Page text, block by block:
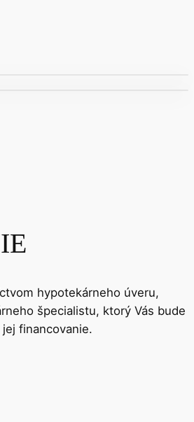
hypotekárneho úveru,
špecialistu, ktorý Vás bude
financovanie.